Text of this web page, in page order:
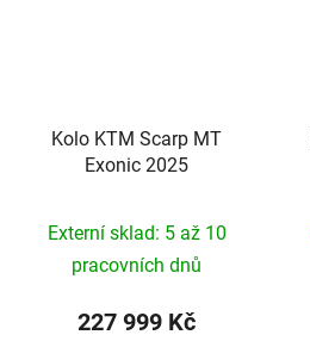
Kolo KTM Scarp MT
Exonic 2025
Externí sklad: 5 až 10
pracovních dnů
227 999 Kč